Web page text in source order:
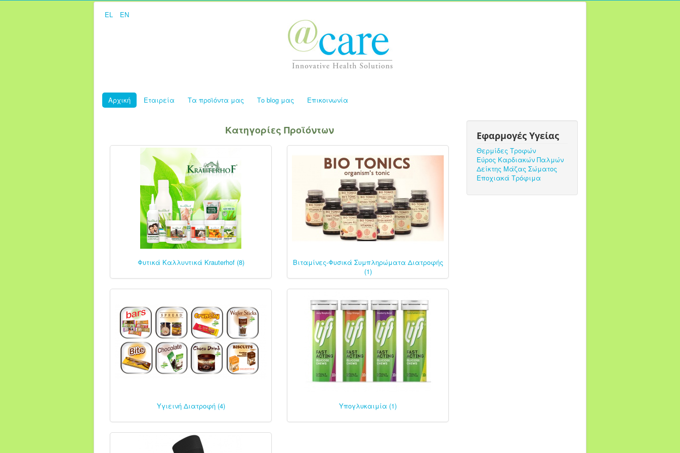
EL EN
Αρχική Εταιρεία Τα προϊόντα μας Το blog μας Επικοινωνία
Κατηγορίες Προϊόντων
Φυτικά Καλλυντικά Krauterhof (8)
Βιταμίνες-Φυσικά Συμπληρώματα Διατροφής
(1)
Υγιεινή Διατροφή (4) Υπογλυκαιμία (1)
Εφαρμογές Υγείας
Θερμίδες Τροφών
Εύρος Καρδιακών Παλμών
Δείκτης Μάζας Σώματος
Εποχιακά Τρόφιμα